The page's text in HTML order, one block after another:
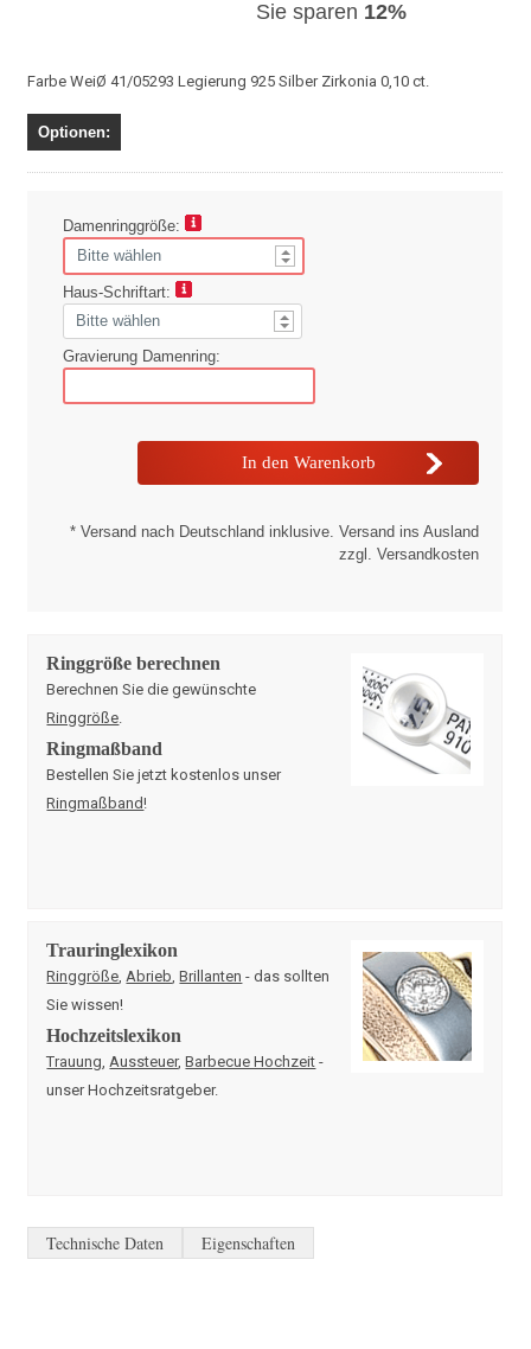
Sie sparen 12%
Farbe WeiØ 41/05293 Legierung 925 Silber Zirkonia 0,10 ct.
Optionen:
Damenringgröße:
Haus-Schriftart:
Gravierung Damenring:
* Versand nach Deutschland inklusive. Versand ins Ausland
zzgl. Versandkosten
Ringgröße berechnen
Berechnen Sie die gewünschte
Ringgröße
Ringmaßband
Bestellen Sie jetzt kostenlos unser
Ringmaßband!
Trauringlexikon
Ringgröße Abrieb ,Brillanten - das sollten
Sie wissen!
Hochzeitslexikon
Trauung Aussteuer,Barbecue Hochzeit -
unser Hochzeitsratgeber.
Technische Daten Eigenschaften